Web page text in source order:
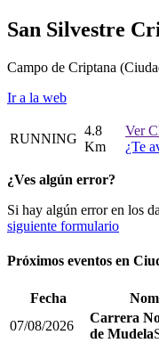
San Silvestre
Campo de Criptana
Ir a la web
RUNNING
4.8
Km
Ver
¿Te
¿Ves algún error?
Si hay algún error en los
siguiente formulario
Próximos eventos en
Fecha
07/08/2026
Carrera
de Mudela